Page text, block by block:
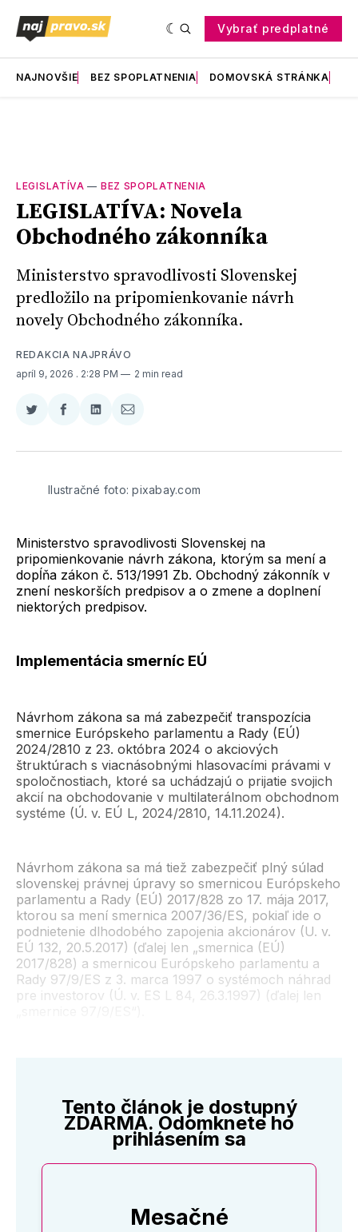
Vybrať predplatné
NAJNOVŠIE BEZ SPOPLATNENIA DOMOVSKÁ STRÁNKA
LEGISLATÍVA — BEZ SPOPLATNENIA
LEGISLATÍVA: Novela
Obchodného zákonníka
Ministerstvo spravodlivosti Slovenskej
predložilo na pripomienkovanie návrh
novely Obchodného zákonníka.
REDAKCIA NAJPRÁVO
apríl 9, 2026 . 2:28 PM 2 min read
Zdieľať
Twitter
Zdieľať
Facebooku
Zdieľať
LinkedIne
Zdieľať
E-
Ilustračné foto: pixabay.com
Ministerstvo spravodlivosti Slovenskej na
pripomienkovanie návrh zákona, ktorým sa mení a
dopĺňa zákon č. 513/1991 Zb. Obchodný zákonník v
znení neskorších predpisov a o zmene a doplnení
niektorých predpisov.
Implementácia smerníc EÚ
Návrhom zákona sa má zabezpečiť transpozícia
smernice Európskeho parlamentu a Rady (EÚ)
2024/2810 z 23. októbra 2024 o akciových
štruktúrach s viacnásobnými hlasovacími právami v
spoločnostiach, ktoré sa uchádzajú o prijatie svojich
akcií na obchodovanie v multilaterálnom obchodnom
systéme (Ú. v. EÚ L, 2024/2810, 14.11.2024).
Návrhom zákona sa má tiež zabezpečiť plný súlad
slovenskej právnej úpravy so smernicou Európskeho
parlamentu a Rady (EÚ) 2017/828 zo 17. mája 2017,
ktorou sa mení smernica 2007/36/ES, pokiaľ ide o
podnietenie dlhodobého zapojenia akcionárov (U. v.
EÚ 132, 20.5.2017) (ďalej len „smernica (EÚ)
2017/828) a smernicou Európskeho parlamentu a
Rady 97/9/ES z 3. marca 1997 o systémoch náhrad
pre investorov (Ú. v. ES L 84, 26.3.1997) (ďalej len
Tento článok je dostupný
ZDARMA. Odomknete ho
prihlásením sa
Mesačné